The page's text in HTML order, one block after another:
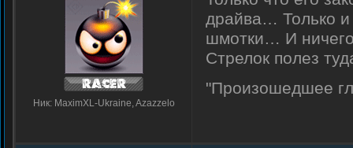
Ник: MaximXL-Ukraine, Azazzelo
драйва… Только и
шмотки… И
Стрелок полез
"Произошедшее